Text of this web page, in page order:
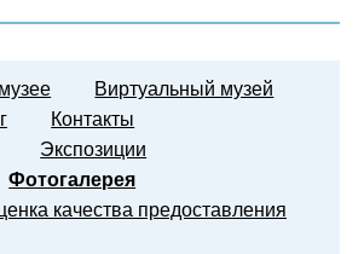
Виртуальный музей
Контакты
Экспозиции
Фотогалерея
качества предоставления